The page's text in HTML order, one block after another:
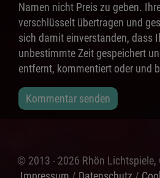
Namen nicht Preis zu geben.
verschlüsselt übertragen und
sich damit einverstanden, dass
unbestimmte Zeit gespeichert
entfernt, kommentiert oder und
Kommentar senden
© 2013 - 2026 Rhön Lichtspiele,